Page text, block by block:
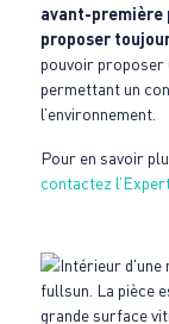
avant-première
proposer
pouvoir proposer
permettant un
l’environnement.
Pour en savoir
contactez